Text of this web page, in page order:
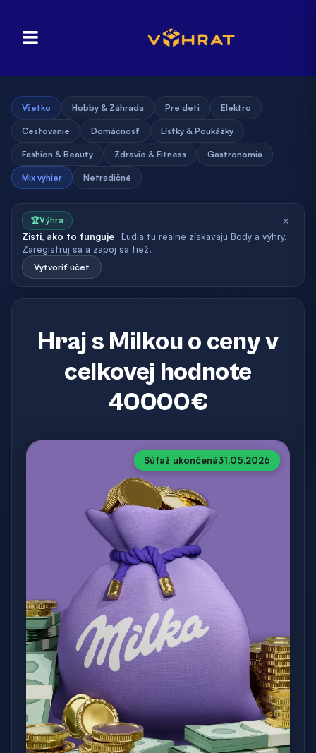
Všetko Hobby & Záhrada Pre deti Elektro
Cestovanie Domácnosť Lístky & Poukážky
Fashion & Beauty Zdravie & Fitness Gastronómia
Mix výhier Netradičné
🏆Výhra
Zisti, ako to funguje
Ľudia tu reálne získavajú Body a výhry.
Zaregistruj sa a zapoj sa tiež.
Vytvoriť účet
×
Hraj s Milkou o ceny v
celkovej hodnote
40000€
Súťaž ukončená31.05.2026